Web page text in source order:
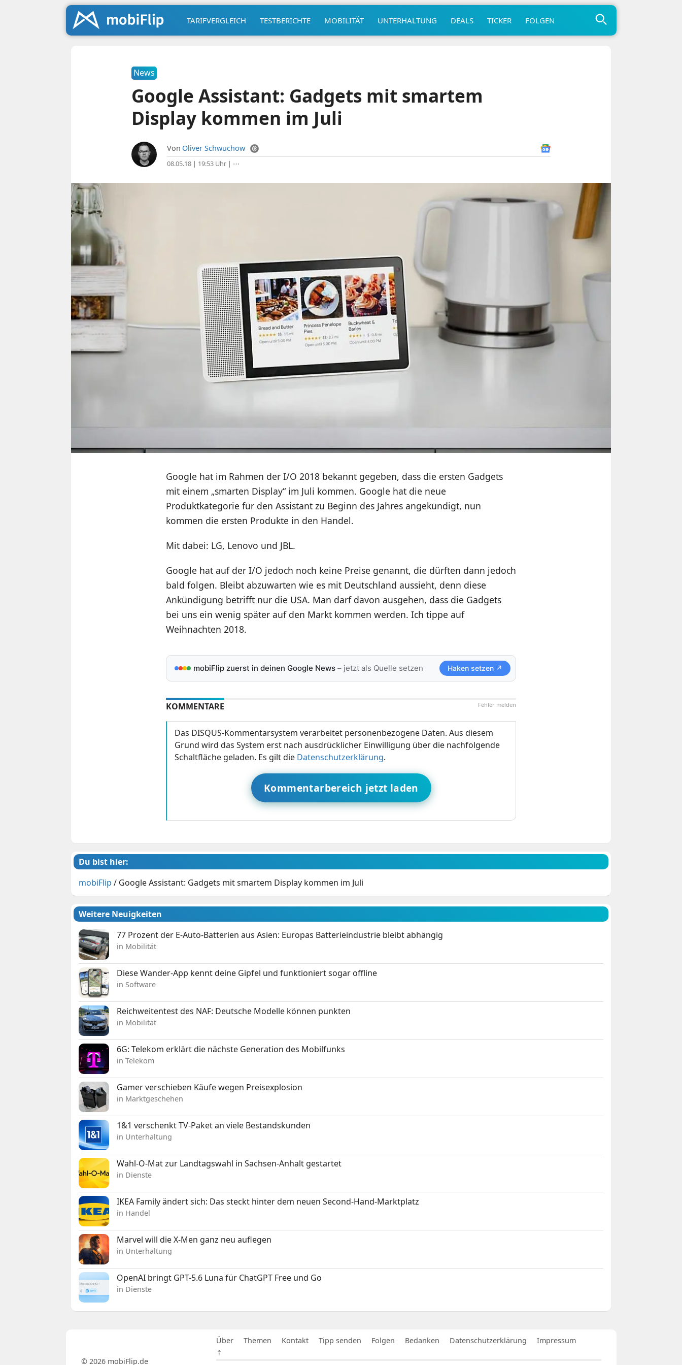
TARIFVERGLEICH TESTBERICHTE MOBILITÄT UNTERHALTUNG DEALS TICKER FOLGEN
News
Google Assistant: Gadgets mit smartem
Display kommen im Juli
Von Oliver Schwuchow
08.05.18 | 19:53 Uhr| ⋯
Google hat im Rahmen der I/O 2018 bekannt gegeben, dass die ersten Gadgets
mit einem „smarten Display“ im Juli kommen. Google hat die neue
Produktkategorie für den Assistant zu Beginn des Jahres angekündigt, nun
kommen die ersten Produkte in den Handel.
Mit dabei: LG, Lenovo und JBL.
Google hat auf der I/O jedoch noch keine Preise genannt, die dürften dann jedoch
bald folgen. Bleibt abzuwarten wie es mit Deutschland aussieht, denn diese
Ankündigung betrifft nur die USA. Man darf davon ausgehen, dass die Gadgets
bei uns ein wenig später auf den Markt kommen werden. Ich tippe auf
Weihnachten 2018.
mobiFlip zuerst in deinen Google News– jetzt als Quelle setzen Haken setzen ↗
Fehler melden
KOMMENTARE
Das DISQUS-Kommentarsystem verarbeitet personenbezogene Daten. Aus diesem
Grund wird das System erst nach ausdrücklicher Einwilligung über die nachfolgende
Schaltfläche geladen. Es gilt die Datenschutzerklärung.
Kommentarbereich jetzt laden
Du bist hier:
mobiFlip / Google Assistant: Gadgets mit smartem Display kommen im Juli
Weitere Neuigkeiten
77 Prozent der E-Auto-Batterien aus Asien: Europas Batterieindustrie bleibt abhängig
in Mobilität
Diese Wander-App kennt deine Gipfel und funktioniert sogar offline
in Software
Reichweitentest des NAF: Deutsche Modelle können punkten
in Mobilität
6G: Telekom erklärt die nächste Generation des Mobilfunks
in Telekom
Gamer verschieben Käufe wegen Preisexplosion
in Marktgeschehen
1&1 verschenkt TV-Paket an viele Bestandskunden
in Unterhaltung
Wahl-O-Mat zur Landtagswahl in Sachsen-Anhalt gestartet
in Dienste
IKEA Family ändert sich: Das steckt hinter dem neuen Second-Hand-Marktplatz
in Handel
Marvel will die X-Men ganz neu auflegen
in Unterhaltung
OpenAI bringt GPT-5.6 Luna für ChatGPT Free und Go
in Dienste
Über Themen Kontakt Tipp senden Folgen Bedanken Datenschutzerklärung
Impressum
⇡
© 2026 mobiFlip.de